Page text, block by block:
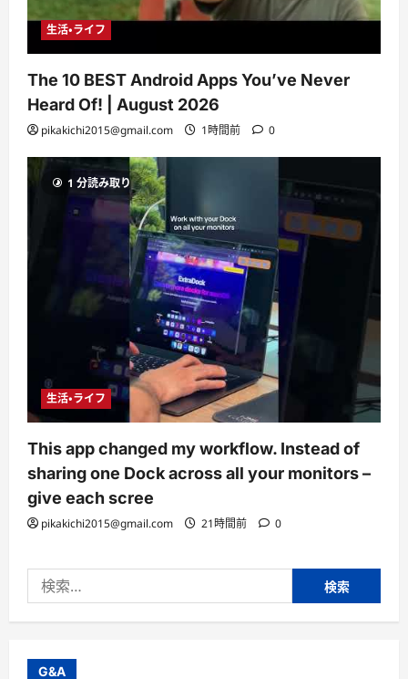
生活・ライフ
The 10 BEST Android Apps You’ve Never
Heard Of! | August 2026
pikakichi2015@gmail.com 1時間前 0
1 分読み取り
生活・ライフ
This app changed my workflow. Instead of
sharing one Dock across all your monitors –
give each scree
pikakichi2015@gmail.com 21時間前 0
索:
G&A